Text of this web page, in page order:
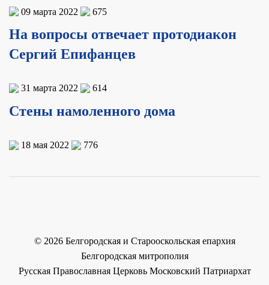
09 марта 2022 675
На вопросы отвечает протодиакон
Сергий Епифанцев
31 марта 2022 614
Стены намоленного дома
18 мая 2022 776
© 2026Белгородская и Старооскольская епархия
Белгородская митрополия
Русская Православная Церковь Московский Патриархат